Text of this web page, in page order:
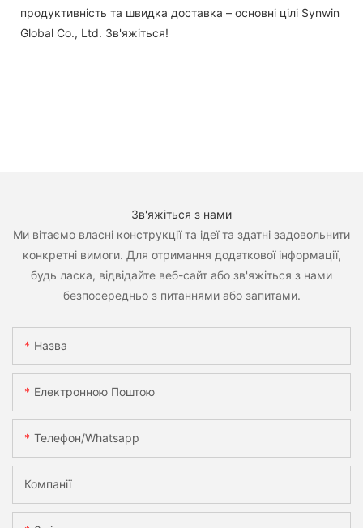
продуктивність та швидка доставка – основні цілі Synwin
Global Co., Ltd. Зв'яжіться!
Зв'яжіться з нами
Ми вітаємо власні конструкції та ідеї та здатні задовольнити
конкретні вимоги. Для отримання додаткової інформації,
будь ласка, відвідайте веб-сайт або зв'яжіться з нами
безпосередньо з питаннями або запитами.
Назва
Електронною Поштою
Телефон/Whatsapp
Компанії